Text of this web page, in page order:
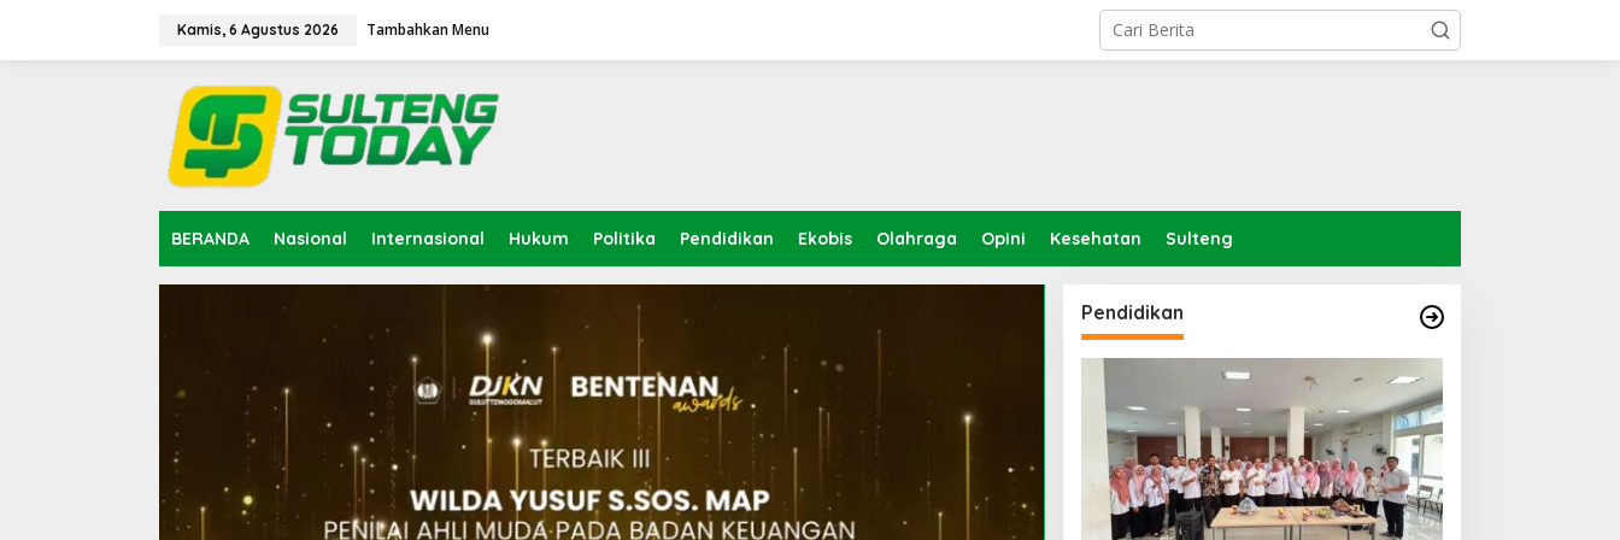
Kamis, 6 Agustus 2026 Tambahkan Menu
BERANDA Nasional Internasional Hukum Politika Pendidikan Ekobis Olahraga Opini Kesehatan Sulteng
Pendidikan